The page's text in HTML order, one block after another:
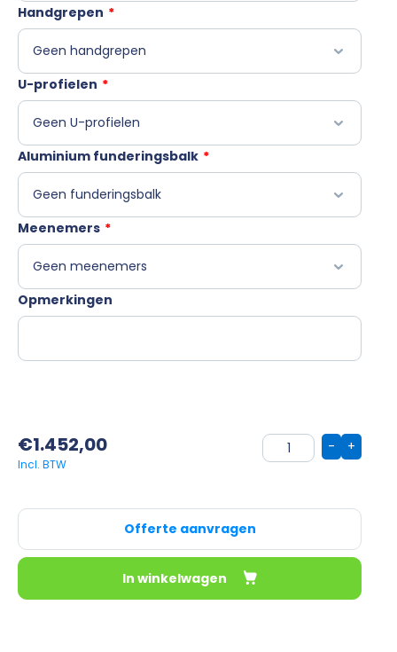
*
Handgrepen
*
U-profielen
*
Aluminium funderingsbalk
*
Meenemers
Opmerkingen
€1.452,00 +
-
Offerte aanvragen
In winkelwagen